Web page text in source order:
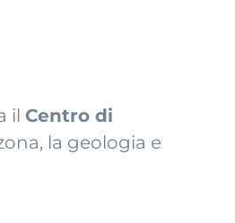
il Centro di
la geologia e